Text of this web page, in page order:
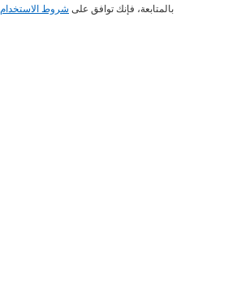
بالمتابعة، فإنك توافق على شروط الاستخدام